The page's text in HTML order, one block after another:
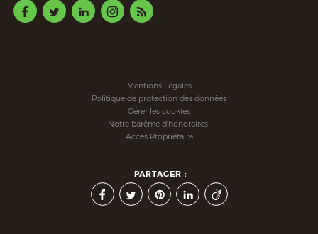
Mentions Légales
Politique de protection des données
Gérer les cookies
Notre barème d'honoraires
Accès Propriétaire
PARTAGER :